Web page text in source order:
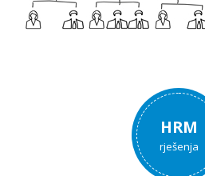
HRM
rješenja